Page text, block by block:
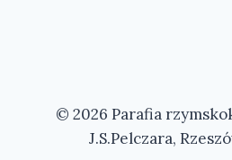
© 2026 Parafia
J.S.Pelczara,